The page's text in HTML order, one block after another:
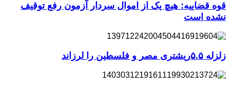
قوه قضاییه: هیچ یک از اموال سردار آزمون رفع توقیف
نشده است
زلزله ۵.۵ریشتری مصر و فلسطین را لرزاند